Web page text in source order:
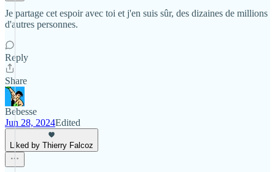
Je partage cet espoir avec toi et j'en suis sûr, des dizaines de millions
d'autres personnes.
Reply
Share
Bebesse
Jun 28, 2024Edited
Liked by Thierry Falcoz